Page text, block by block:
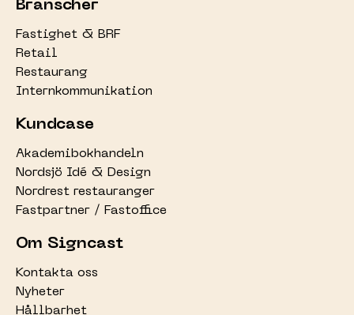
Branscher
Fastighet & BRF
Retail
Restaurang
Internkommunikation
Kundcase
Akademibokhandeln
Nordsjö Idé & Design
Nordrest restauranger
Fastpartner / Fastoffice
Om Signcast
Kontakta oss
Nyheter
Hållbarhet